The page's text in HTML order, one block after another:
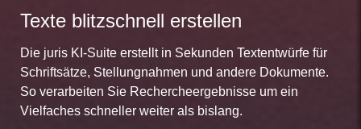
Texte blitzschnell erstellen
Die juris KI-Suite erstellt in Sekunden Textentwürfe für
Schriftsätze, Stellungnahmen und andere Dokumente.
So verarbeiten Sie Rechercheergebnisse um ein
Vielfaches schneller weiter als bislang.